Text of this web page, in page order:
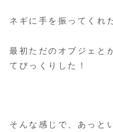
ネギに手を振ってくれ
最初ただのオブジェと
てびっくりした！
そんな感じで、あっと